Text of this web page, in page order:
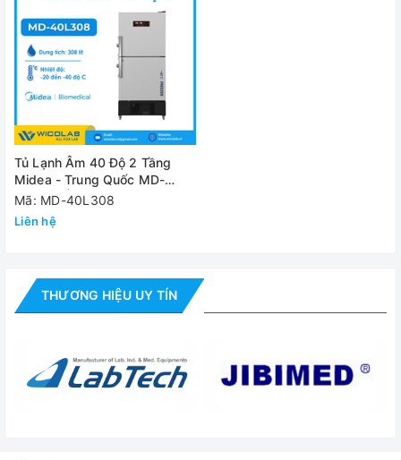
- Tủ bảo quản: 01 chiếc
- Bộ phụ kiện tiêu chuẩn
- Tài liệu hướng dẫn sử dụng
Tủ Lạnh Âm 40 Độ 2 Tầng
Midea - Trung Quốc MD-
40L308 | 308 Lít
Mã: MD-40L308
Liên hệ
THƯƠNG HIỆU UY TÍN